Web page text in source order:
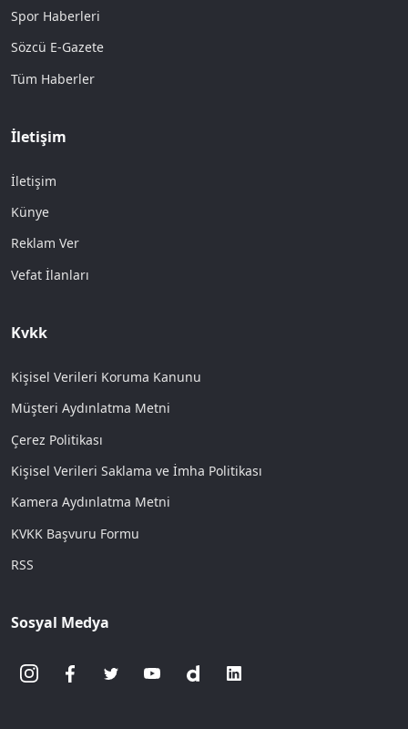
Spor Haberleri
Sözcü E-Gazete
Tüm Haberler
İletişim
İletişim
Künye
Reklam Ver
Vefat İlanları
Kvkk
Kişisel Verileri Koruma Kanunu
Müşteri Aydınlatma Metni
Çerez Politikası
Kişisel Verileri Saklama ve İmha Politikası
Kamera Aydınlatma Metni
KVKK Başvuru Formu
RSS
Sosyal Medya